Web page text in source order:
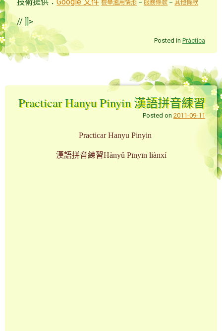
檢舉濫用情形 – 服務條款 –其他條款
// ]]>
Posted in Práctica
Practicar Hanyu Pinyin 漢語拼音練習
Posted on 2011-09-11
Practicar Hanyu Pinyin
漢語拼音練習Hànyǔ Pīnyīn liànxí